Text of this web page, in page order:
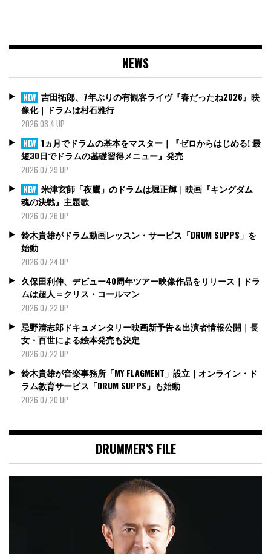
NEWS
NEW 吉田拓郎、7年ぶりの有観客ライヴ『春だったね2026』映
像化｜ドラムは村石雅行
2026.08.4 UP
NEW 1ヵ月でドラムの基本をマスター｜『ゼロからはじめる! 最
短30日でドラムの基礎習得メニュー』発売
2026.07.29 UP
NEW 米津玄師「夜鷹」のドラムは堀正輝｜映画『キングダム
魂の決戦』主題歌
2026.07.26 UP
鈴木貴雄がドラム動画レッスン・サービス「DRUM SUPPS」を
始動
2026.07.24 UP
久保田利伸、デビュー40周年ツアー映像作品をリリース｜ドラ
ムは超人＝クリス・コールマン
2026.07.22 UP
忌野清志郎ドキュメンタリー映画新予告＆出演者情報公開｜長
女・百世による絵本発売も決定
2026.07.22 UP
鈴木貴雄が音楽事務所「MY FLAGMENT」設立｜オンライン・ド
ラム教育サービス「DRUM SUPPS」も始動
2026.07.20 UP
DRUMMER'S FILE